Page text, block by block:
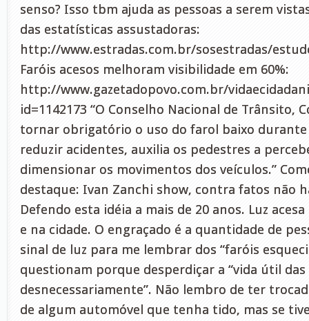
senso? Isso tbm ajuda as pessoas a serem
das estatísticas assustadoras:
http://www.estradas.com.br/sosestradas/
Faróis acesos melhoram visibilidade em 60%:
http://www.gazetadopovo.com.br/
id=1142173 “O Conselho Nacional de Trânsito,
tornar obrigatório o uso do farol baixo durante
reduzir acidentes, auxilia os pedestres a
dimensionar os movimentos dos veículos.”
destaque: Ivan Zanchi show, contra fatos não
Defendo esta idéia a mais de 20 anos. Luz
e na cidade. O engraçado é a quantidade de
sinal de luz para me lembrar dos “faróis
questionam porque desperdiçar a “vida útil das
desnecessariamente”. Não lembro de ter
de algum automóvel que tenha tido, mas se